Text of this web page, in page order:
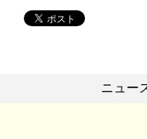
ニュー